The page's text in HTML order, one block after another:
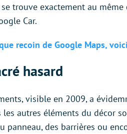
trouve exactement au
Car.
recoin de Google Maps,
hasard
visible en 2009, a
autres éléments du décor
panneau, des barrières ou